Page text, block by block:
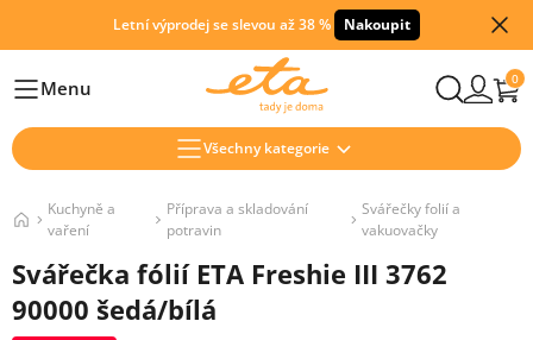
Letní výprodej se slevou až 38 % Nakoupit
HlavníMenu 0
Všechny kategorie
Kuchyně a
vaření
Příprava a skladování
potravin
Svářečky folií a
vakuovačky
Svářečka fólií ETA Freshie III 3762
90000 šedá/bílá